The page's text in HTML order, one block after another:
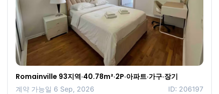
Romainville 93지역·40.78m²·2P·아파트·가구·장기
계약 가능일 6 Sep, 2026 ID: 206197